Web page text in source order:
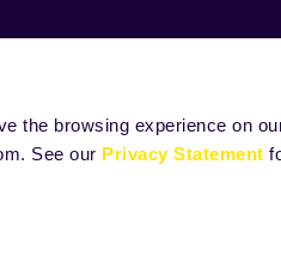
the browsing experience on
See our Privacy Statement